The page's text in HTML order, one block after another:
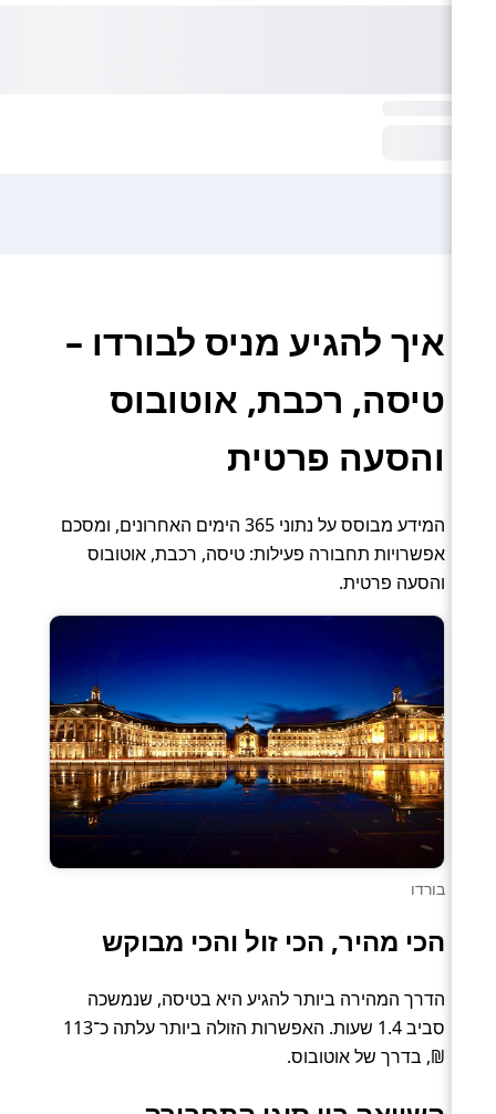
איך להגיע מניס לבורדו –
טיסה, רכבת, אוטובוס
והסעה פרטית
המידע מבוסס על נתוני 365 הימים האחרונים, ומסכם
אפשרויות תחבורה פעילות: טיסה, רכבת, אוטובוס
והסעה פרטית.
בורדו
הכי מהיר, הכי זול והכי מבוקש
הדרך המהירה ביותר להגיע היא בטיסה, שנמשכה
סביב 1.4 שעות. האפשרות הזולה ביותר עלתה כ־113
₪, בדרך של אוטובוס.